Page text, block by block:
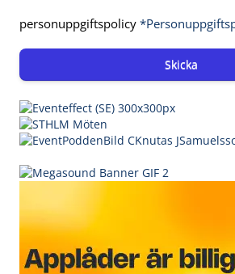
personuppgiftspolicy
Skicka